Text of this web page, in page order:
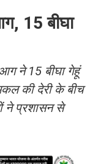
15 बीघा
ने 15 बीघा गेहूं
की देरी के बीच
ने प्रशासन से